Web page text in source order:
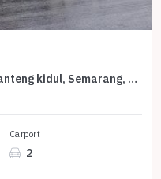
Hunian Mewah di Kawasan Kalibanteng kidul, Semarang, LB 500m², Harga 6,5 Miliar
Carport
2